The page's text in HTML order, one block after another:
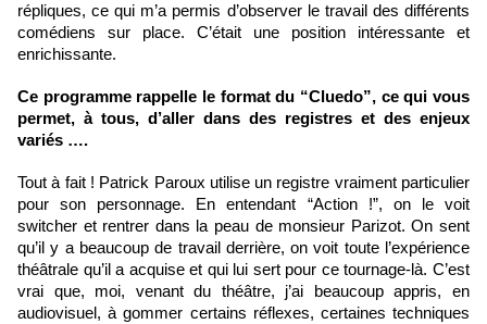
répliques, ce qui m’a permis d’observer le travail des différents
comédiens sur place. C’était une position intéressante et
enrichissante.
Ce programme rappelle le format du “Cluedo”, ce qui vous
permet, à tous, d’aller dans des registres et des enjeux
variés ….
Tout à fait ! Patrick Paroux utilise un registre vraiment particulier
pour son personnage. En entendant “Action !”, on le voit
switcher et rentrer dans la peau de monsieur Parizot. On sent
qu’il y a beaucoup de travail derrière, on voit toute l’expérience
théâtrale qu’il a acquise et qui lui sert pour ce tournage-là. C’est
vrai que, moi, venant du théâtre, j’ai beaucoup appris, en
audiovisuel, à gommer certains réflexes, certaines techniques